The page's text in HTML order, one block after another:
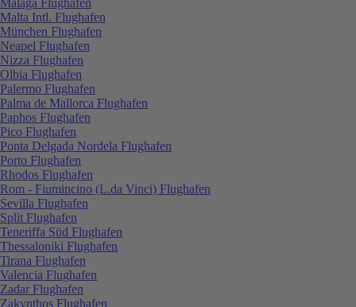
Malta Intl. Flughafen
München Flughafen
Neapel Flughafen
Nizza Flughafen
Olbia Flughafen
Palermo Flughafen
Palma de Mallorca Flughafen
Paphos Flughafen
Pico Flughafen
Ponta Delgada Nordela Flughafen
Porto Flughafen
Rhodos Flughafen
Rom - Fiumincino (L.da Vinci) Flughafen
Sevilla Flughafen
Split Flughafen
Teneriffa Süd Flughafen
Thessaloniki Flughafen
Tirana Flughafen
Valencia Flughafen
Zadar Flughafen
Zakynthos Flughafen